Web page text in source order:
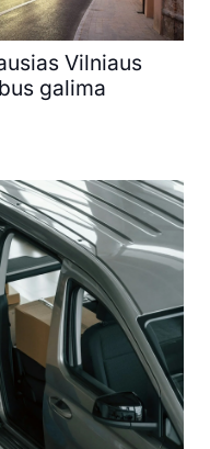
Vilniaus
galima